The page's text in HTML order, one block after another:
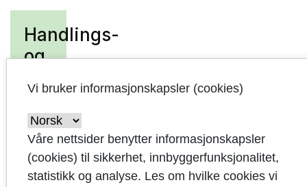
Handlings-
og
2021-
2024
Kommunestyrets
vedtak
Vi bruker informasjonskapsler (cookies)
Våre nettsider benytter informasjonskapsler
(cookies) til sikkerhet, innbyggerfunksjonalitet,
statistikk og analyse. Les om hvilke cookies vi